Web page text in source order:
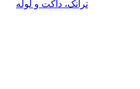
ترانک، داکت و لوله